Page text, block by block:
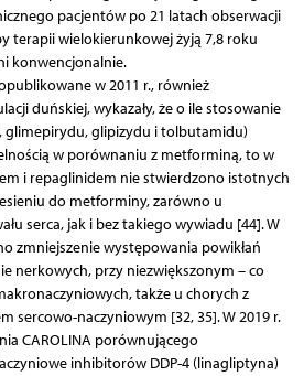
pacjentów po 21 latach obserwacji
terapii wielokierunkowej żyją 7,8 roku
konwencjonalnie.
w 2011 r., również
duńskiej, wykazały, że o ile stosowanie
glimepirydu, glipizydu i tolbutamidu)
w porównaniu z metforminą, to w
i repaglinidem nie stwierdzono istotnych
do metforminy, zarówno u
serca, jak i bez takiego wywiadu [44]. W
zmniejszenie występowania powikłań
nerkowych, przy niezwiększonym – co
także u chorych z
sercowo-naczyniowym [32, 35]. W 2019 r.
CAROLINA porównującego
inhibitorów DDP-4 (linagliptyna)